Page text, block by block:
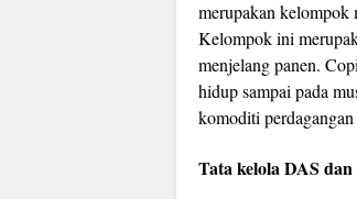
merupakan kelompok
Kelompok ini
menjelang panen.
hidup sampai pada
komoditi
Tata kelola DAS